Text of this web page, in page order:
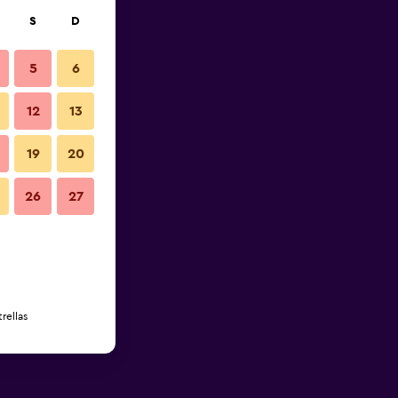
S D
5 6
12 13
19 20
26 27